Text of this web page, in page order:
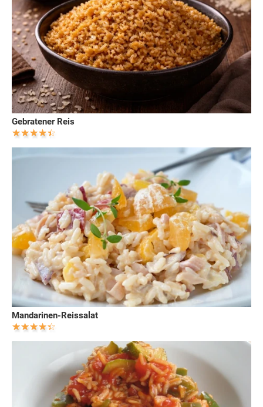
Gebratener Reis
Mandarinen-Reissalat